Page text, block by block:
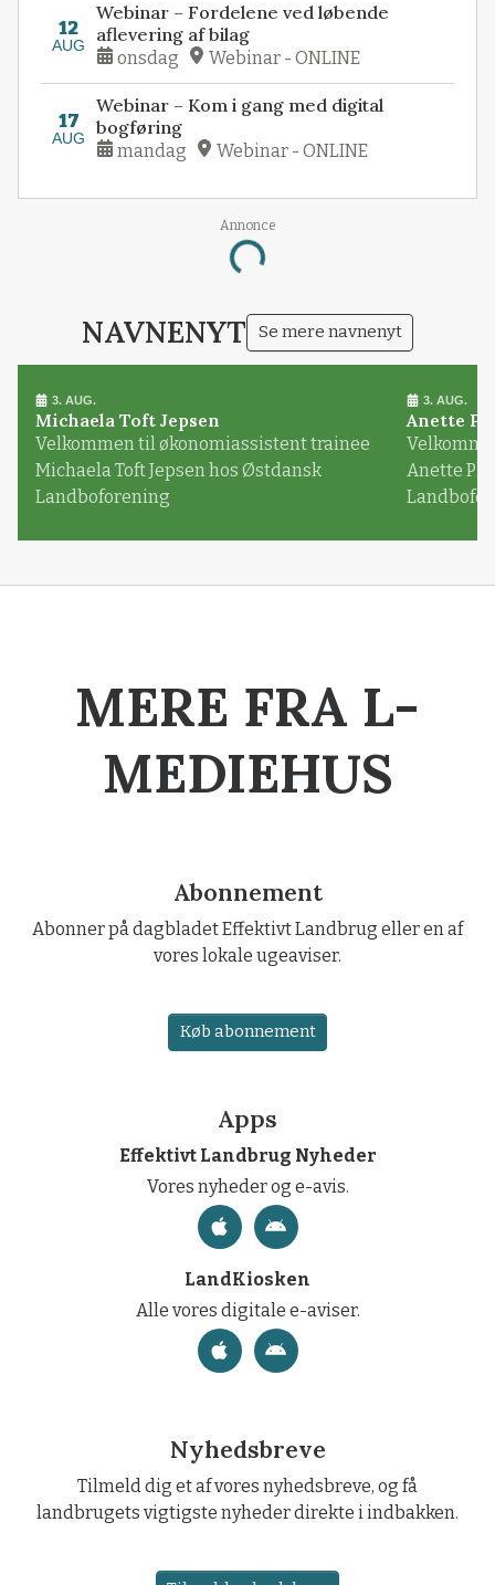
12
AUG
Webinar – Fordelene ved løbende
aflevering af bilag
onsdag Webinar - ONLINE
17
AUG
Webinar – Kom i gang med digital
bogføring
mandag Webinar - ONLINE
Annonce
Loading...
NAVNENYT Se mere navnenyt
3. AUG.
Michaela Toft Jepsen
Velkommen til økonomiassistent trainee
Michaela Toft Jepsen hos Østdansk
Landboforening
3. AUG.
Anette
Anette
MERE FRA L-
MEDIEHUS
Abonnement
Abonner på dagbladet Effektivt Landbrug eller en af
vores lokale ugeaviser.
Køb abonnement
Apps
Effektivt Landbrug Nyheder
Vores nyheder og e-avis.
LandKiosken
Alle vores digitale e-aviser.
Nyhedsbreve
Tilmeld dig et af vores nyhedsbreve, og få
landbrugets vigtigste nyheder direkte i indbakken.